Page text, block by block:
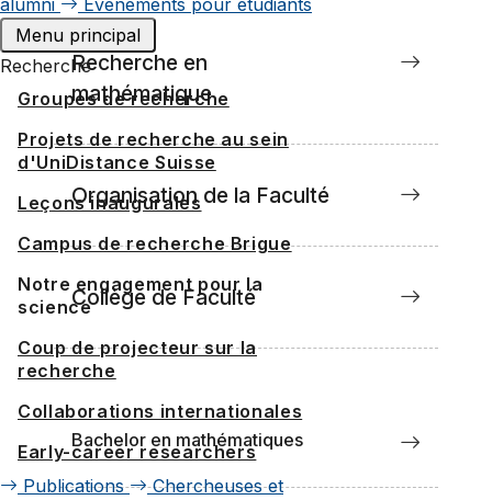
alumni
Événements pour étudiants
Menu principal
Recherche
Groupes de recherche
Projets de recherche au sein
d'UniDistance Suisse
Leçons inaugurales
Campus de recherche Brigue
Notre engagement pour la
science
Coup de projecteur sur la
recherche
Collaborations internationales
Early-career researchers
Publications
Chercheuses et
Recherche en
mathématique
Organisation de la Faculté
Collège de Faculté
Bachelor en mathématiques